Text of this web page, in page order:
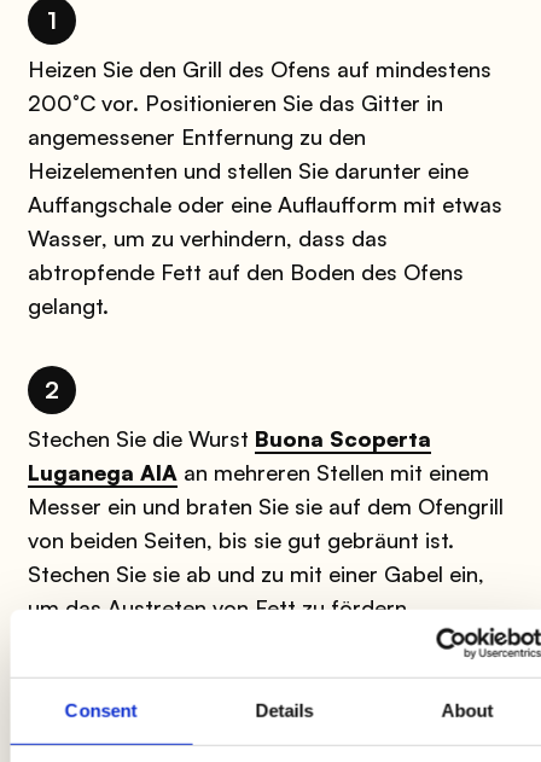
Consent Details About
1
Heizen Sie den Grill des Ofens auf mindestens
200°C vor. Positionieren Sie das Gitter in
angemessener Entfernung zu den
Heizelementen und stellen Sie darunter eine
Auffangschale oder eine Auflaufform mit etwas
Wasser, um zu verhindern, dass das
abtropfende Fett auf den Boden des Ofens
gelangt.
2
Stechen Sie die Wurst Buona Scoperta
Luganega AIA an mehreren Stellen mit einem
Messer ein und braten Sie sie auf dem Ofengrill
von beiden Seiten, bis sie gut gebräunt ist.
Stechen Sie sie ab und zu mit einer Gabel ein,
um das Austreten von Fett zu fördern.
Bereiten Sie in der Zwischenzeit die